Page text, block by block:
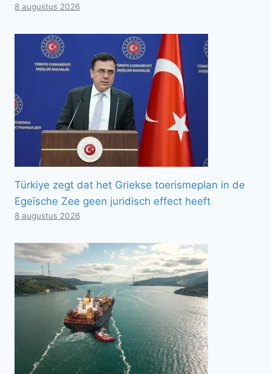
8 augustus 2026
Türkiye zegt dat het Griekse toerismeplan in de
Egeïsche Zee geen juridisch effect heeft
8 augustus 2026